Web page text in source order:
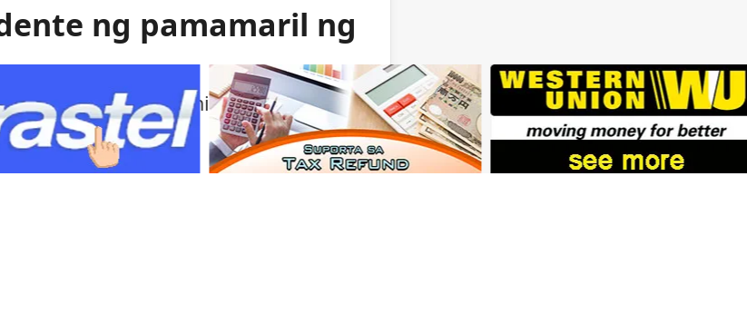
ng pamamaril ng
sa isang bihirang insidente